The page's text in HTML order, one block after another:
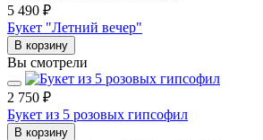
5 490 ₽
Букет "Летний вечер"
В корзину
Вы смотрели
2 750 ₽
Букет из 5 розовых гипсофил
В корзину